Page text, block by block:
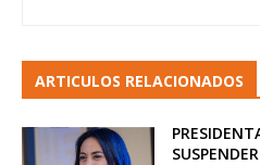
ARTICULOS RELACIONADOS